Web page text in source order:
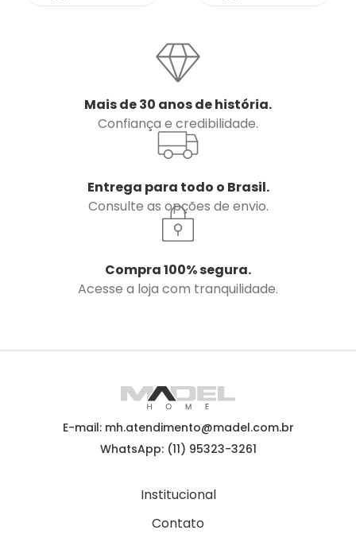
Mais de 30 anos de história.
Confiança e credibilidade.
Entrega para todo o Brasil.
Consulte as opções de envio.
Compra 100% segura.
Acesse a loja com tranquilidade.
E-mail: mh.atendimento@madel.com.br
WhatsApp: (11) 95323-3261
Institucional
Contato